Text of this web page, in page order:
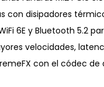
con disipadores
6E y Bluetooth 5.2
velocidades,
con el códec